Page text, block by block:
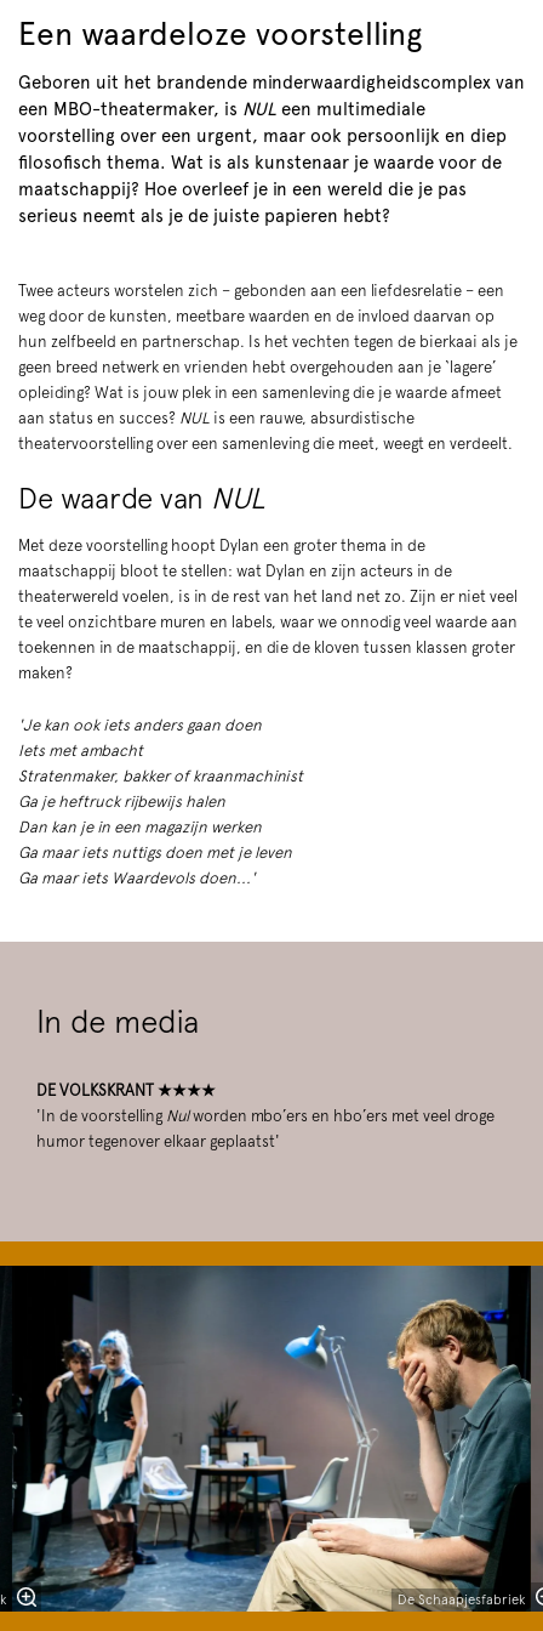
Een waardeloze voorstelling
Geboren uit het brandende minderwaardigheidscomplex van
een MBO-theatermaker, is NUL een multimediale
voorstelling over een urgent, maar ook persoonlijk en diep
filosofisch thema. Wat is als kunstenaar je waarde voor de
maatschappij? Hoe overleef je in een wereld die je pas
serieus neemt als je de juiste papieren hebt?
Twee acteurs worstelen zich – gebonden aan een liefdesrelatie – een
weg door de kunsten, meetbare waarden en de invloed daarvan op
hun zelfbeeld en partnerschap. Is het vechten tegen de bierkaai als je
geen breed netwerk en vrienden hebt overgehouden aan je ‘lagere’
opleiding? Wat is jouw plek in een samenleving die je waarde afmeet
aan status en succes? NUL is een rauwe, absurdistische
theatervoorstelling over een samenleving die meet, weegt en verdeelt.
De waarde van NUL
Met deze voorstelling hoopt Dylan een groter thema in de
maatschappij bloot te stellen: wat Dylan en zijn acteurs in de
theaterwereld voelen, is in de rest van het land net zo. Zijn er niet veel
te veel onzichtbare muren en labels, waar we onnodig veel waarde aan
toekennen in de maatschappij, en die de kloven tussen klassen groter
maken?
'Je kan ook iets anders gaan doen
Iets met ambacht
Stratenmaker, bakker of kraanmachinist
Ga je heftruck rijbewijs halen
Dan kan je in een magazijn werken
Ga maar iets nuttigs doen met je leven
Ga maar iets Waardevols doen...'
In de media
DE VOLKSKRANT ★★★★
'In de voorstelling Nulworden mbo’ers en hbo’ers met veel droge
humor tegenover elkaar geplaatst'
De Schaapjesfabriek
Inzoomen